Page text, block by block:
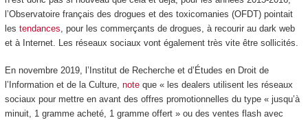
l’Observatoire français des drogues et des toxicomanies (OFDT) pointait
les tendances , pour les commerçants de drogues, à recourir au dark web
et à Internet. Les réseaux sociaux vont également très vite être sollicités.
En novembre 2019, l’Institut de Recherche et d’Études en Droit de
l’Information et de la Culture, noteque « les dealers utilisent les réseaux
sociaux pour mettre en avant des offres promotionnelles du type « jusqu’à
minuit, 1 gramme acheté, 1 gramme offert » ou des ventes flash avec